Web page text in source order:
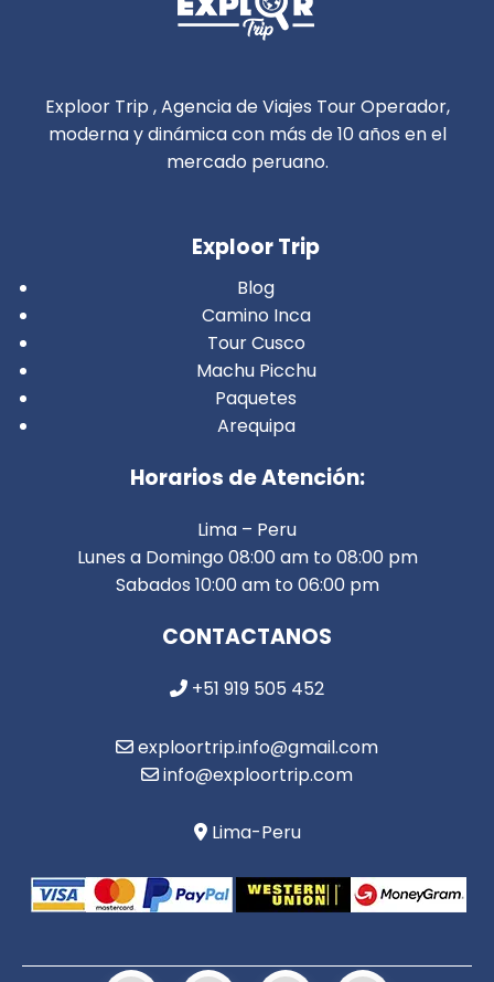
Exploor Trip , Agencia de Viajes Tour Operador,
moderna y dinámica con más de 10 años en el
mercado peruano.
Exploor Trip
Blog
Camino Inca
Tour Cusco
Machu Picchu
Paquetes
Arequipa
Horarios de Atención:
Lima – Peru
Lunes a Domingo 08:00 am to 08:00 pm
Sabados 10:00 am to 06:00 pm
CONTACTANOS
+51 919 505 452
exploortrip.info@gmail.com
info@exploortrip.com
Lima-Peru